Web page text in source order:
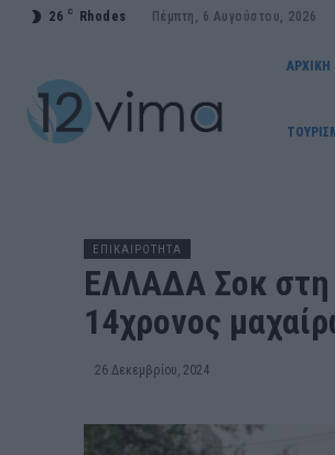
26 C Rhodes Πέμπτη, 6 Αυγούστου, 2026
ΑΡΧΙΚΗ
ΕΠΙΚΑΙΡΟΤΗΤΑ
ΕΛΛΑΔΑ Σοκ στη
14χρονος
26 Δεκεμβρίου, 2024